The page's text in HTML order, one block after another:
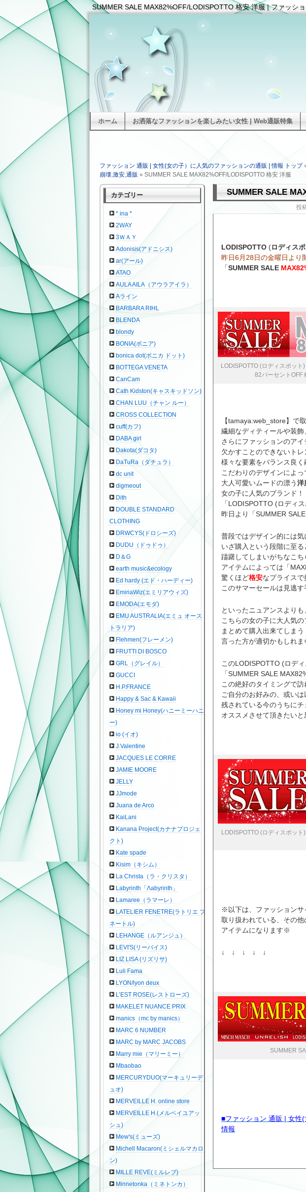
SUMMER SALE MAX82%OFF/LODISPOTTO 格安 洋服 | ファッシ
ファッション 通販 | 女性(女の子）に人気のファッションの通販 | 情報 トップ
崩壊,激安,通販 » SUMMER SALE MAX82%OFF/LODISPOTTO 格安 洋服
SUMMER SALE
投
LODISPOTTO (ロディス
昨日6月28日の金曜日より
「SUMMER SALE
LODISPOTTO (ロディスポッ
82パーセントOFF
【tamaya:web_store】で
繊細なディティールや装飾
さらにファッションのアイ
欠かすことのできないトレ
様々な要素をバランス良く
こだわりのデザインによ
大人可愛いムードの漂う洋
女の子に人気のブランド！
「LODISPOTTO (ロディ
昨日より「SUMMER
普段ではデザイン的には気
いざ購入という段階に至
躊躇してしまいがちなこち
アイテムによっては「
驚くほど格安なプライス
このサマーセールは見逃
といったニュアンスよりも
こちらの女の子に大人気
まとめて購入出来てしま
言った方が適切かもしれま
このLODISPOTTO (ロデ
「SUMMER SALE
この絶好のタイミングで訪
ご自分のお好みの、或い
残されている今のうちに
オススメさせて頂きたい
LODISPOTTO (ロディスポッ
※以下は、ファッション
取り扱われている、その他
アイテムになります※
↓ ↓ ↓ ↓ ↓
SUMMER
■ファッション 通販 | 女性
情報
カテゴリー
* ina *
2WAY
3ＷＡＹ
Adonisis(アドニシス)
ar(アール)
ATAO
AULA AILA（アウラアイラ）
Aライン
BARBARA RIHL
BLENDA
blondy
BONIA(ボニア)
bonica dot(ボニカ ドット)
BOTTEGA VENETA
CanCam
Cath Kidston(キャスキッドソン)
CHAN LUU（チャン ルー）
CROSS COLLECTION
cuff(カフ)
DABA girl
Dakota(ダコタ)
DaTuRa（ダチュラ）
dc unit
digmeout
Dith
DOUBLE STANDARD
CLOTHING
DRWCYS(ドロシーズ)
DUDU（ドゥドゥ）
D＆G
earth music&ecology
Ed hardy (エド・ハーディー)
EmiriaWiz(エミリアウィズ)
EMODA(エモダ)
EMU AUSTRALIA(エミュ オース
トラリア)
Flehmen(フレーメン)
FRUTTI DI BOSCO
GRL（グレイル）
GUCCI
H.P.FRANCE
Happy & Sac & Kawaii
Honey mi Honey(ハニーミーハニ
ー)
io (イオ)
J.Valentine
JACQUES LE CORRE
JAMIE MOORE
JELLY
JJmode
Juana de Arco
KaiLani
Kanana Project(カナナプロジェ
クト)
Kate spade
Kisim（キシム）
La Christa（ラ・クリスタ）
Labyrinth「Λabyrinth」
Lamaree（ラマーレ）
LATELIER FENETRE(ラトリエ フ
ネートル)
LEHANGE（ルアンジュ）
LEVI'S(リーバイス)
LIZ LISA (リズリサ)
Luli Fama
LYON/lyon deux
L’EST ROSE(レストローズ)
MAKELET NUANCE PRIX
manics（mc by manics）
MARC 6 NUMBER
MARC by MARC JACOBS
Marry mie（マリーミー）
Mbaobao
MERCURYDUO(マーキュリーデ
ュオ)
MERVEILLE H. online store
MERVEILLE H.(メルベイユアッ
シュ)
Mew's(ミューズ)
Michell Macaron(ミシェルマカロ
ン)
MILLE REVE(ミルレブ)
Minnetonka（ミネトンカ）
ホーム お洒落なファッションを楽しみたい女性 | Web通販特集